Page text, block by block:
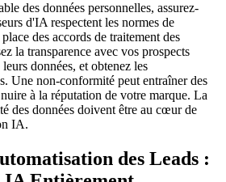
des données personnelles, assurez-
d'IA respectent les normes de
des accords de traitement des
la transparence avec vos prospects
données, et obtenez les
Une non-conformité peut entraîner des
à la réputation de votre marque. La
des données doivent être au cœur de
IA.
des Leads :